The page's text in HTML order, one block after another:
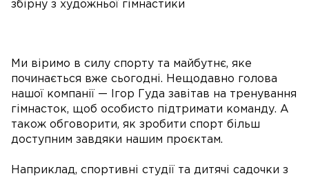
Ми віримо в силу спорту та майбутнє, яке
починається вже сьогодні. Нещодавно голова
нашої компанії — Ігор Гуда завітав на тренування
гімнасток, щоб особисто підтримати команду. А
також обговорити, як зробити спорт більш
доступним завдяки нашим проєктам.
Наприклад, спортивні студії та дитячі садочки з